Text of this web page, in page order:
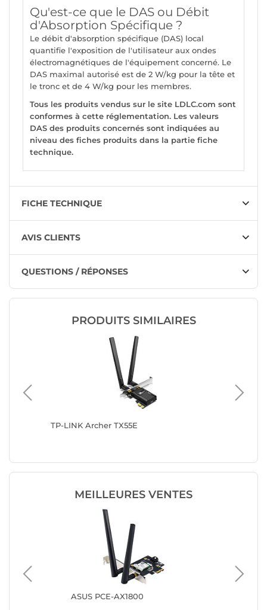
Qu'est-ce que le DAS ou Débit
d'Absorption Spécifique ?
Le débit d'absorption spécifique (DAS) local
quantifie l'exposition de l'utilisateur aux ondes
électromagnétiques de l'équipement concerné. Le
DAS maximal autorisé est de 2 W/kg pour la tête et
le tronc et de 4 W/kg pour les membres.
Tous les produits vendus sur le site LDLC.com sont
conformes à cette réglementation. Les valeurs
DAS des produits concernés sont indiquées au
niveau des fiches produits dans la partie fiche
technique.
FICHE TECHNIQUE
AVIS CLIENTS
QUESTIONS / RÉPONSES
PRODUITS SIMILAIRES
TP-LINK Archer TX55E
MEILLEURES VENTES
ASUS PCE-AX1800